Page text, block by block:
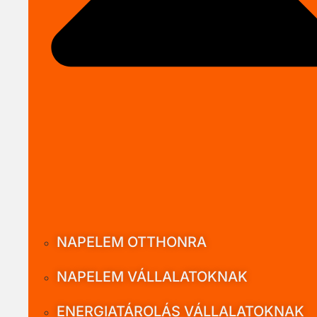
NAPELEM OTTHONRA
NAPELEM VÁLLALATOKNAK
ENERGIATÁROLÁS VÁLLALATOKNAK